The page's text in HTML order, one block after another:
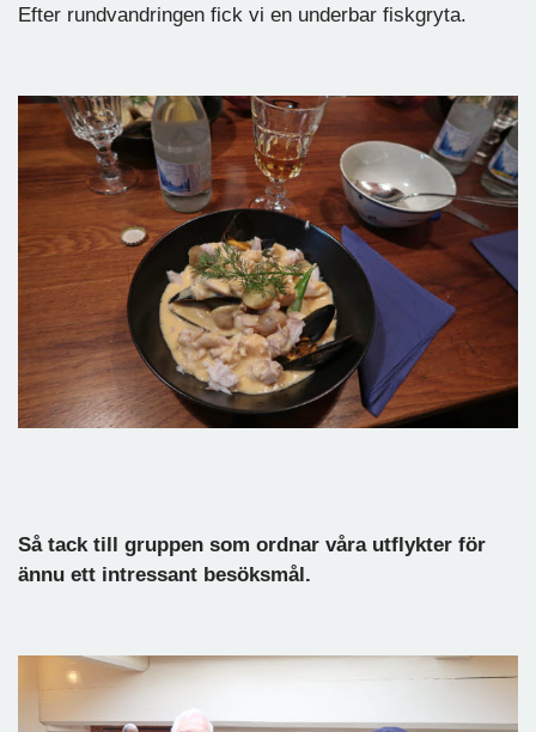
Efter rundvandringen fick vi en underbar fiskgryta.
Så tack till gruppen som ordnar våra utflykter för
ännu ett intressant besöksmål.